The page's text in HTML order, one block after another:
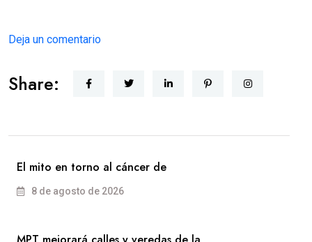
Deja un comentario
Share:
El mito en torno al cáncer de
8 de agosto de 2026